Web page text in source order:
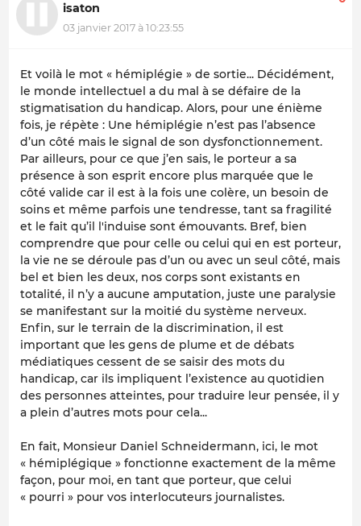
isaton
03 janvier 2017 à 10:23:55
Et voilà le mot « hémiplégie » de sortie... Décidément,
le monde intellectuel a du mal à se défaire de la
stigmatisation du handicap. Alors, pour une énième
fois, je répète : Une hémiplégie n’est pas l’absence
d’un côté mais le signal de son dysfonctionnement.
Par ailleurs, pour ce que j’en sais, le porteur a sa
présence à son esprit encore plus marquée que le
côté valide car il est à la fois une colère, un besoin de
soins et même parfois une tendresse, tant sa fragilité
et le fait qu’il l'induise sont émouvants. Bref, bien
comprendre que pour celle ou celui qui en est porteur,
la vie ne se déroule pas d’un ou avec un seul côté, mais
bel et bien les deux, nos corps sont existants en
totalité, il n’y a aucune amputation, juste une paralysie
se manifestant sur la moitié du système nerveux.
Enfin, sur le terrain de la discrimination, il est
important que les gens de plume et de débats
médiatiques cessent de se saisir des mots du
handicap, car ils impliquent l’existence au quotidien
des personnes atteintes, pour traduire leur pensée, il y
a plein d’autres mots pour cela...
En fait, Monsieur Daniel Schneidermann, ici, le mot
« hémiplégique » fonctionne exactement de la même
façon, pour moi, en tant que porteur, que celui
« pourri » pour vos interlocuteurs journalistes.